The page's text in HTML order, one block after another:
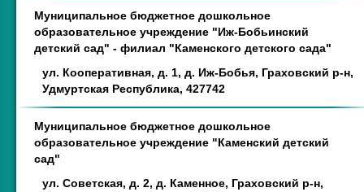
Муниципальное бюджетное дошкольное
образовательное учреждение "Иж-Бобьинский
детский сад" - филиал "Каменского детского сада"
ул. Кооперативная, д. 1, д. Иж-Бобья, Граховский р-н,
Удмуртская Республика, 427742
Муниципальное бюджетное дошкольное
образовательное учреждение "Каменский детский
сад"
ул. Советская, д. 2, д. Каменное, Граховский р-н,